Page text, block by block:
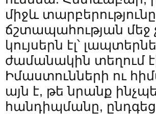
միջև
ճշտապահության մեջ
կույսերն էլ՝
ժամանակին տեղում
Իմաստունների ու
այն է, թե նրանք
հանդիպմանը,